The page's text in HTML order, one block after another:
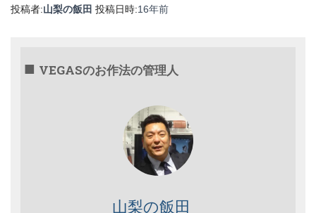
投稿者:山梨の飯田 投稿日時:16年前
VEGASのお作法の管理人
山梨の飯田